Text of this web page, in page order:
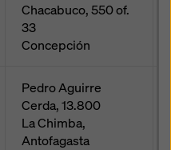
Chacabuco, 550 of.
33
Concepción
Pedro Aguirre
Cerda, 13.800
La Chimba,
Antofagasta